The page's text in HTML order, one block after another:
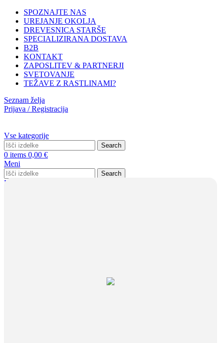
SPOZNAJTE NAS
UREJANJE OKOLJA
DREVESNICA STARŠE
SPECIALIZIRANA DOSTAVA
B2B
KONTAKT
ZAPOSLITEV & PARTNERJI
SVETOVANJE
TEŽAVE Z RASTLINAMI?
Seznam želja
Prijava / Registracija
Vse kategorije
Search
0 items 0,00 €
Meni
Search
Prijava / Registracija